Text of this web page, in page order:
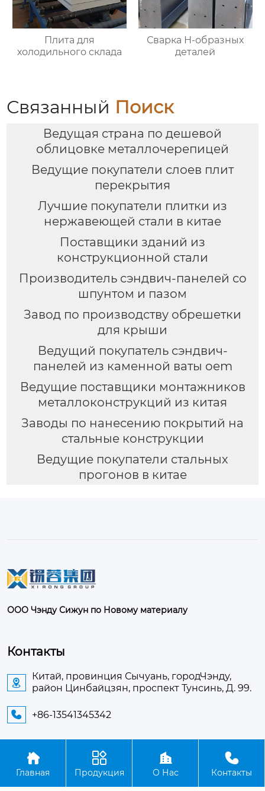
Плита для
холодильного склада
Сварка Н-образных
деталей
Связанный Поиск
Ведущая страна по дешевой
облицовке металлочерепицей
Ведущие покупатели слоев плит
перекрытия
Лучшие покупатели плитки из
нержавеющей стали в китае
Поставщики зданий из
конструкционной стали
Производитель сэндвич-панелей со
шпунтом и пазом
Завод по производству обрешетки
для крыши
Ведущий покупатель сэндвич-
панелей из каменной ваты oem
Ведущие поставщики монтажников
металлоконструкций из китая
Заводы по нанесению покрытий на
стальные конструкции
Ведущие покупатели стальных
прогонов в китае
ООО Чэнду Сижун по Новому материалу
Контакты

Китай, провинция Сычуань, городЧэнду,
район Цинбайцзян, проспект Тунсинь, Д. 99.
 +86-13541345342
Авторское право©ООО Чэнду Сижун по Новому
материалу

Главная

Продукция

О Нас

Контакты